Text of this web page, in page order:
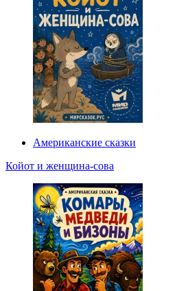
Американские сказки
Койот и женщина-сова